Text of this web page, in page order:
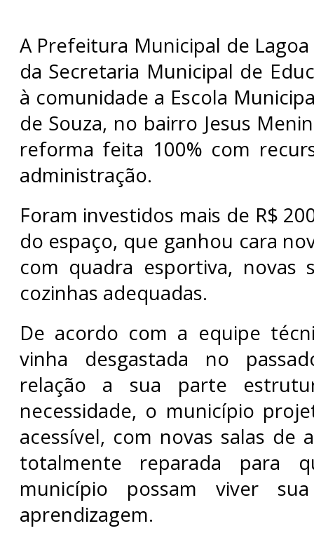
A Prefeitura Municipal de
da Secretaria Municipal de
à comunidade a Escola
de Souza, no bairro Jesus
reforma feita 100% com
administração.
Foram investidos mais de R$
do espaço, que ganhou cara
com quadra esportiva, novas
cozinhas adequadas.
De acordo com a equipe
vinha desgastada no
relação a sua parte
necessidade, o município
acessível, com novas salas de
totalmente reparada para
município possam viver
aprendizagem.